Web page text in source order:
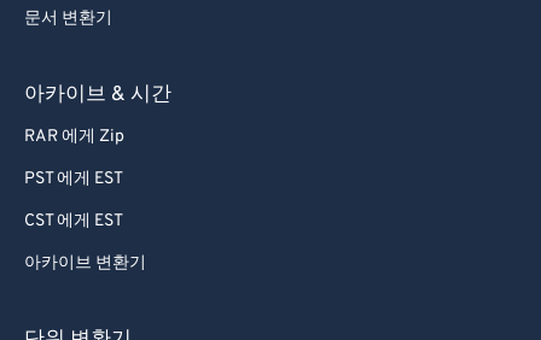
문서 변환기
아카이브 & 시간
RAR 에게 Zip
PST 에게 EST
CST 에게 EST
아카이브 변환기